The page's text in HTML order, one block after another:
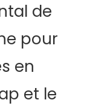
de
pour
en
et le